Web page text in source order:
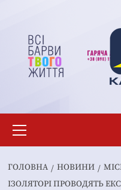
вмісту
меню
ГОЛОВНА НОВИНИ
ІЗОЛЯТОРІ ПРОВОДЯТЬ